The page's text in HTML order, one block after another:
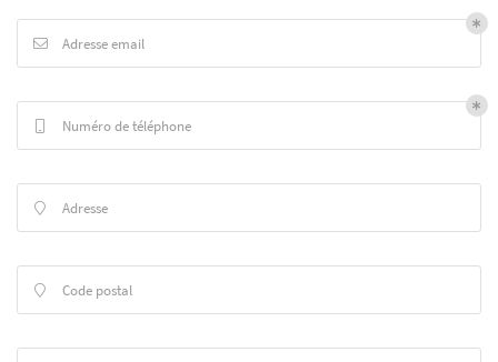
 Adresse email de réception
En cochant cette case, vous consentez à recevoir nos propositions commerciales à l'adresse
 Adresse email
Numéro de téléphone
 Adresse
 Code postal